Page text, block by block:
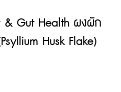
& Gut Health ผงผัก
Husk Flake)